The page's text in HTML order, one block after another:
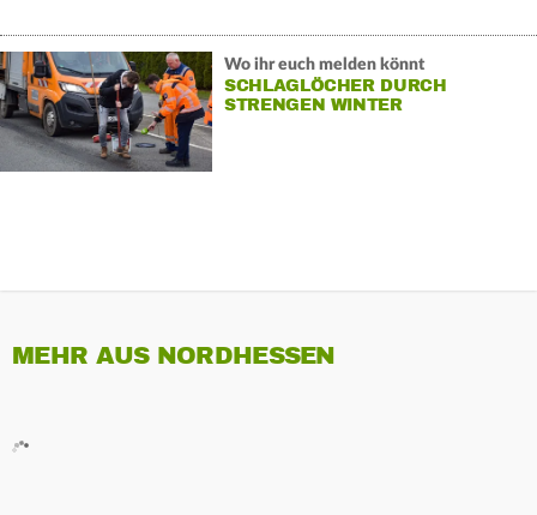
Wo ihr euch melden könnt
SCHLAGLÖCHER DURCH
STRENGEN WINTER
MEHR AUS NORDHESSEN